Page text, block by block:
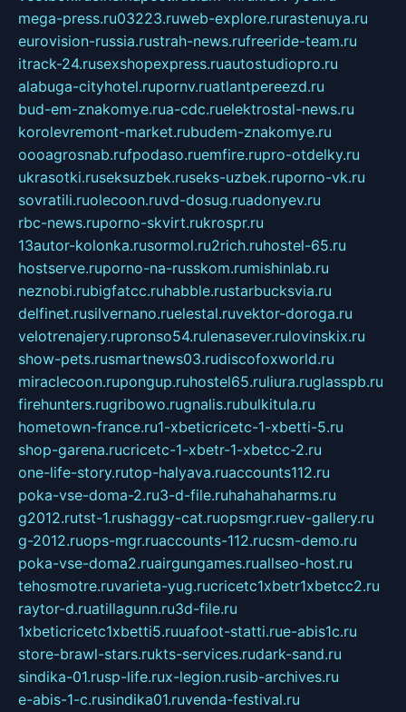
mega-press.ru03223.ruweb-explore.rurastenuya.ru
eurovision-russia.rustrah-news.rufreeride-team.ru
itrack-24.rusexshopexpress.ruautostudiopro.ru
alabuga-cityhotel.rupornv.ruatlantpereezd.ru
bud-em-znakomye.rua-cdc.ruelektrostal-news.ru
korolevremont-market.rubudem-znakomye.ru
oooagrosnab.rufpodaso.ruemfire.rupro-otdelky.ru
ukrasotki.ruseksuzbek.ruseks-uzbek.ruporno-vk.ru
sovratili.ruolecoon.ruvd-dosug.ruadonyev.ru
rbc-news.ruporno-skvirt.rukrospr.ru
13autor-kolonka.rusormol.ru2rich.ruhostel-65.ru
hostserve.ruporno-na-russkom.rumishinlab.ru
neznobi.rubigfatcc.ruhabble.rustarbucksvia.ru
delfinet.rusilvernano.ruelestal.ruvektor-doroga.ru
velotrenajery.rupronso54.rulenasever.rulovinskix.ru
show-pets.rusmartnews03.rudiscofoxworld.ru
miraclecoon.rupongup.ruhostel65.ruliura.ruglasspb.ru
firehunters.rugribowo.rugnalis.rubulkitula.ru
hometown-france.ru1-xbeticricetc-1-xbetti-5.ru
shop-garena.rucricetc-1-xbetr-1-xbetcc-2.ru
one-life-story.rutop-halyava.ruaccounts112.ru
poka-vse-doma-2.ru3-d-file.ruhahahaharms.ru
g2012.rutst-1.rushaggy-cat.ruopsmgr.ruev-gallery.ru
g-2012.ruops-mgr.ruaccounts-112.rucsm-demo.ru
poka-vse-doma2.ruairgungames.ruallseo-host.ru
tehosmotre.ruvarieta-yug.rucricetc1xbetr1xbetcc2.ru
raytor-d.ruatillagunn.ru3d-file.ru
1xbeticricetc1xbetti5.ruuafoot-statti.rue-abis1c.ru
store-brawl-stars.rukts-services.rudark-sand.ru
sindika-01.rusp-life.rux-legion.rusib-archives.ru
e-abis-1-c.rusindika01.ruvenda-festival.ru